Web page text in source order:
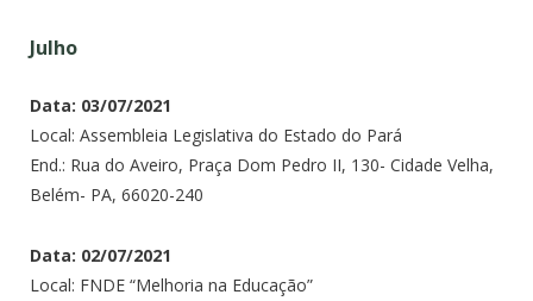
Julho
Data: 03/07/2021
Local: Assembleia Legislativa do Estado do Pará
End.: Rua do Aveiro, Praça Dom Pedro II, 130- Cidade Velha,
Belém- PA, 66020-240
Data: 02/07/2021
Local: FNDE “Melhoria na Educação”